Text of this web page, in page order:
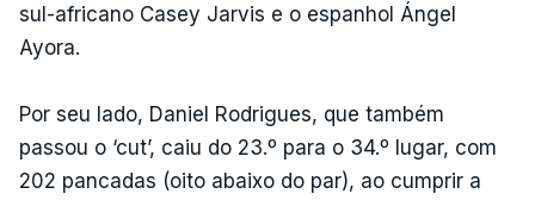
sul-africano Casey Jarvis e o espanhol Ángel
Ayora.
Por seu lado, Daniel Rodrigues, que também
passou o ‘cut’, caiu do 23.º para o 34.º lugar, com
202 pancadas (oito abaixo do par), ao cumprir a